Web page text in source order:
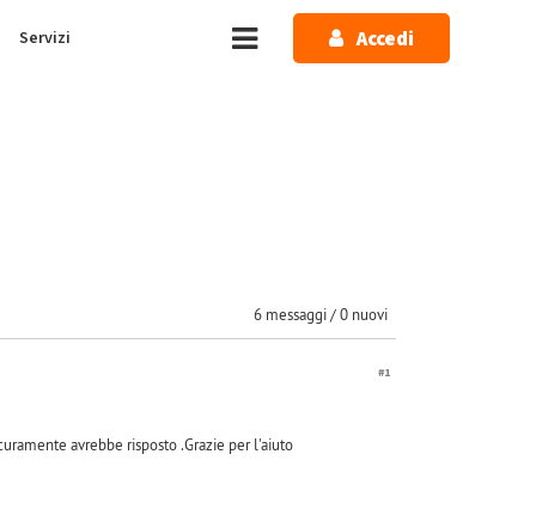
Servizi Accedi
6 messaggi / 0 nuovi
#1
avrebbe risposto .Grazie per l'aiuto